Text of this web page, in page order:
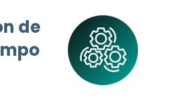
de